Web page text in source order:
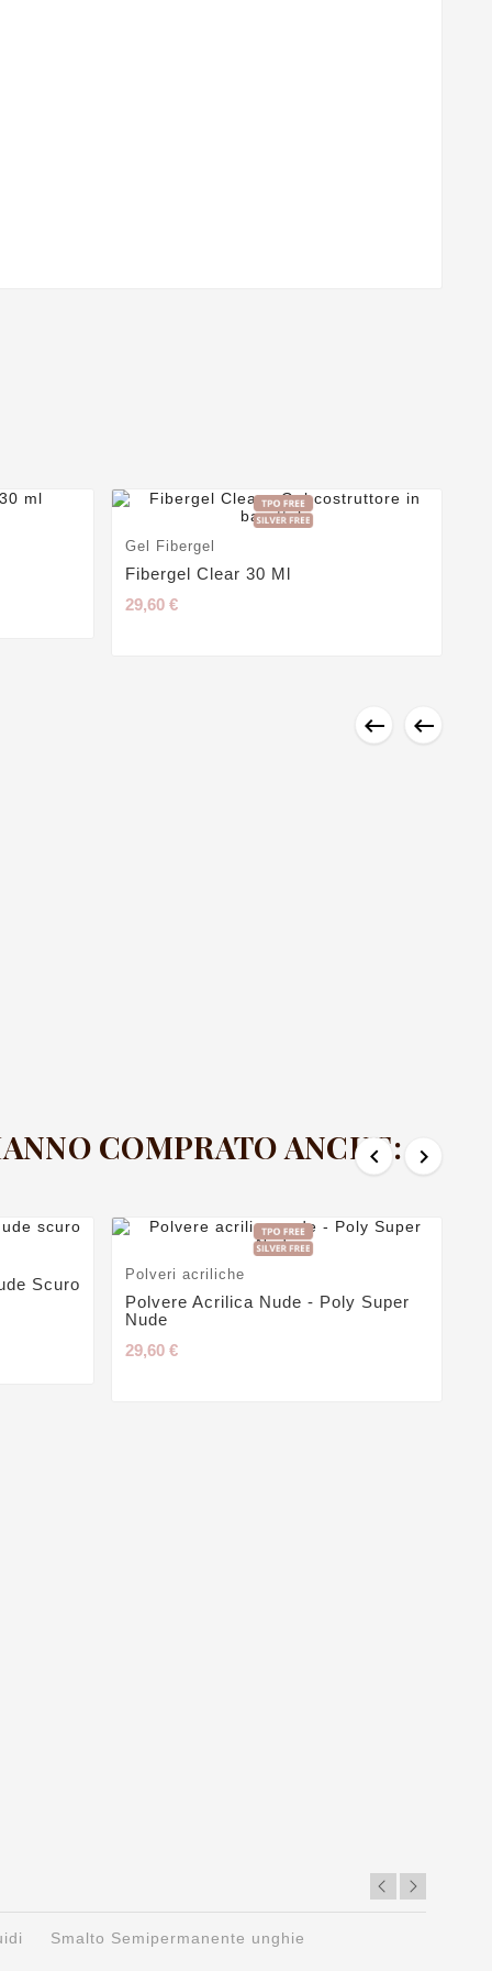
 
Gel Fibergel
Fibergel Clear 30 Ml
29,60 €
COMPRATO ANCHE:
 
Scuro
Polveri acriliche
Polvere Acrilica Nude - Poly Super
Nude
29,60 €
Smalto Semipermanente unghie